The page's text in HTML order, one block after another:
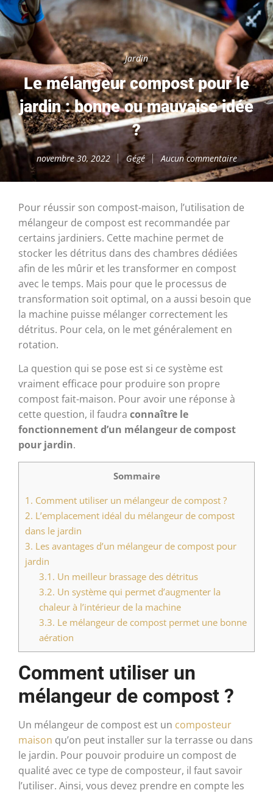
Jardin
Le mélangeur compost pour le
jardin : bonne ou mauvaise idée
?
novembre 30, 2022 Gégé Aucun commentaire
Pour réussir son compost-maison, l’utilisation de
mélangeur de compost est recommandée par
certains jardiniers. Cette machine permet de
stocker les détritus dans des chambres dédiées
afin de les mûrir et les transformer en compost
avec le temps. Mais pour que le processus de
transformation soit optimal, on a aussi besoin que
la machine puisse mélanger correctement les
détritus. Pour cela, on le met généralement en
rotation.
La question qui se pose est si ce système est
vraiment efficace pour produire son propre
compost fait-maison. Pour avoir une réponse à
cette question, il faudra connaître le
fonctionnement d’un mélangeur de compost
pour jardin.
Sommaire
1. Comment utiliser un mélangeur de compost ?
2. L’emplacement idéal du mélangeur de compost
dans le jardin
3. Les avantages d’un mélangeur de compost pour
jardin
3.1. Un meilleur brassage des détritus
3.2. Un système qui permet d’augmenter la
chaleur à l’intérieur de la machine
3.3. Le mélangeur de compost permet une bonne
aération
Comment utiliser un
mélangeur de compost ?
Un mélangeur de compost est un composteur
maison qu’on peut installer sur la terrasse ou dans
le jardin. Pour pouvoir produire un compost de
qualité avec ce type de composteur, il faut savoir
l’utiliser. Ainsi, vous devez prendre en compte les